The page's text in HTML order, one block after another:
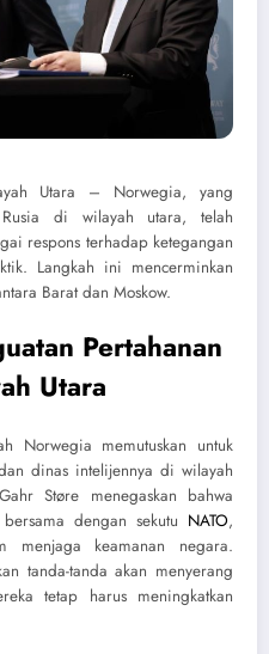
Utara – Norwegia, yang
di wilayah utara, telah
respons terhadap ketegangan
Langkah ini mencerminkan
Barat dan Moskow.
Pertahanan
Utara
Norwegia memutuskan untuk
dinas intelijennya di wilayah
Støre menegaskan bahwa
dengan sekutu NATO,
keamanan negara.
tanda-tanda akan menyerang
tetap harus meningkatkan